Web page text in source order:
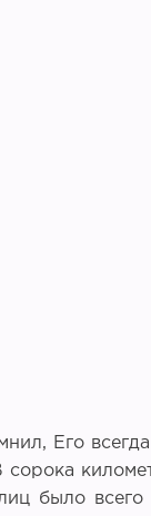
Его
сорока
было